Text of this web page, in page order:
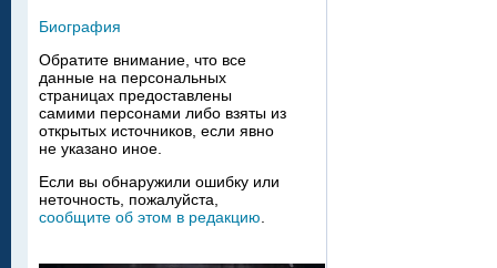
Биография
Обратите внимание, что все
данные на персональных
страницах предоставлены
самими персонами либо взяты из
открытых источников, если явно
не указано иное.
Если вы обнаружили ошибку или
неточность, пожалуйста,
сообщите об этом в редакцию